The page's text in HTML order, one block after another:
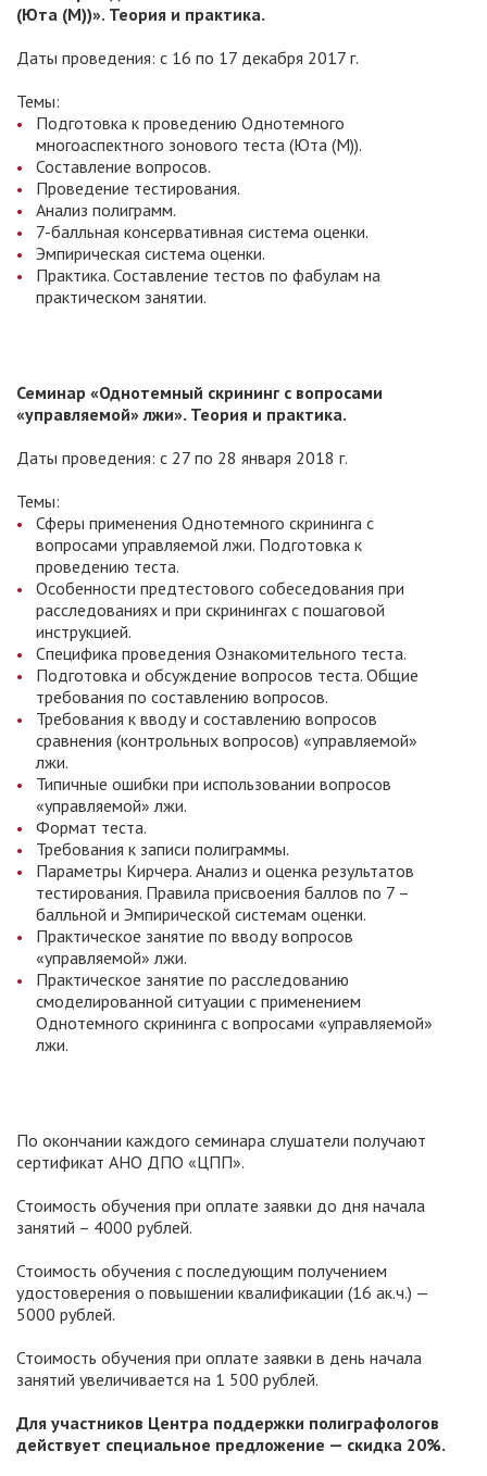
(Юта (М))». Теория и практика.
Даты проведения: с 16 по 17 декабря 2017 г.
Темы:
Подготовка к проведению Однотемного
многоаспектного зонового теста (Юта (М)).
Составление вопросов.
Проведение тестирования.
Анализ полиграмм.
7-балльная консервативная система оценки.
Эмпирическая система оценки.
Практика. Составление тестов по фабулам на
практическом занятии.
Семинар «Однотемный скрининг с вопросами
«управляемой» лжи». Теория и практика.
Даты проведения: с 27 по 28 января 2018 г.
Темы:
Сферы применения Однотемного скрининга с
вопросами управляемой лжи. Подготовка к
проведению теста.
Особенности предтестового собеседования при
расследованиях и при скринингах с пошаговой
инструкцией.
Специфика проведения Ознакомительного теста.
Подготовка и обсуждение вопросов теста. Общие
требования по составлению вопросов.
Требования к вводу и составлению вопросов
сравнения (контрольных вопросов) «управляемой»
лжи.
Типичные ошибки при использовании вопросов
«управляемой» лжи.
Формат теста.
Требования к записи полиграммы.
Параметры Кирчера. Анализ и оценка результатов
тестирования. Правила присвоения баллов по 7 –
балльной и Эмпирической системам оценки.
Практическое занятие по вводу вопросов
«управляемой» лжи.
Практическое занятие по расследованию
смоделированной ситуации с применением
Однотемного скрининга с вопросами «управляемой»
лжи.
По окончании каждого семинара слушатели получают
сертификат АНО ДПО «ЦПП».
Стоимость обучения при оплате заявки до дня начала
занятий – 4000 рублей.
Стоимость обучения с последующим получением
удостоверения о повышении квалификации (16 ак.ч.) —
5000 рублей.
Стоимость обучения при оплате заявки в день начала
занятий увеличивается на 1 500 рублей.
Для участников Центра поддержки полиграфологов
действует специальное предложение — скидка 20%.